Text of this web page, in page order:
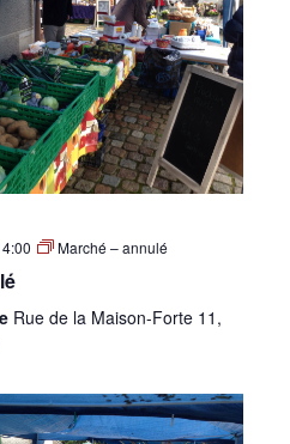
Marché – annulé
Rue de la Maison-Forte 11,